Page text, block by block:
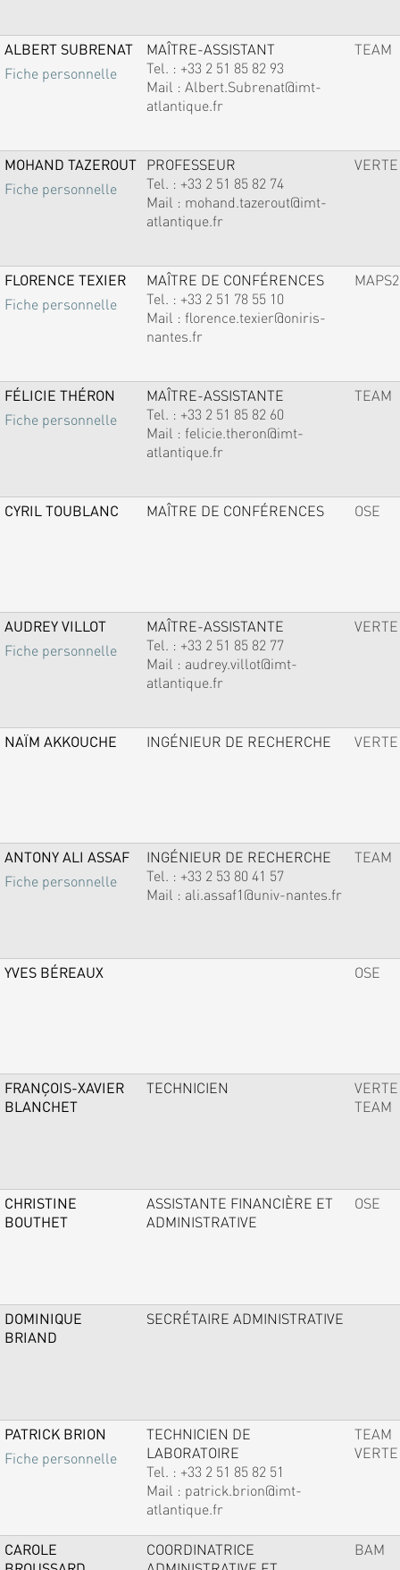
ALBERT SUBRENAT
Fiche personnelle
MAÎTRE-ASSISTANT
Tel. : +33 2 51 85 82 93
Mail : Albert.Subrenat@imt-
atlantique.fr
TEAM
MOHAND TAZEROUT
Fiche personnelle
PROFESSEUR
Tel. : +33 2 51 85 82 74
Mail : mohand.tazerout@imt-
atlantique.fr
VERTE
FLORENCE TEXIER
Fiche personnelle
MAÎTRE DE CONFÉRENCES
Tel. : +33 2 51 78 55 10
Mail : florence.texier@oniris-
nantes.fr
MAPS2
FÉLICIE THÉRON
Fiche personnelle
MAÎTRE-ASSISTANTE
Tel. : +33 2 51 85 82 60
Mail : felicie.theron@imt-
atlantique.fr
TEAM
CYRIL TOUBLANC MAÎTRE DE CONFÉRENCES OSE
AUDREY VILLOT
Fiche personnelle
MAÎTRE-ASSISTANTE
Tel. : +33 2 51 85 82 77
Mail : audrey.villot@imt-
atlantique.fr
VERTE
NAÏM AKKOUCHE INGÉNIEUR DE RECHERCHE VERTE
ANTONY ALI ASSAF
Fiche personnelle
INGÉNIEUR DE RECHERCHE
Tel. : +33 2 53 80 41 57
Mail : ali.assaf1@univ-nantes.fr
TEAM
YVES BÉREAUX OSE
FRANÇOIS-XAVIER
BLANCHET
TECHNICIEN
VERTE
TEAM
CHRISTINE
BOUTHET
ASSISTANTE FINANCIÈRE ET
ADMINISTRATIVE
OSE
DOMINIQUE
BRIAND
SECRÉTAIRE ADMINISTRATIVE
PATRICK BRION
Fiche personnelle
TECHNICIEN DE
LABORATOIRE
Tel. : +33 2 51 85 82 51
Mail : patrick.brion@imt-
atlantique.fr
TEAM
VERTE
CAROLE
COORDINATRICE
BAM